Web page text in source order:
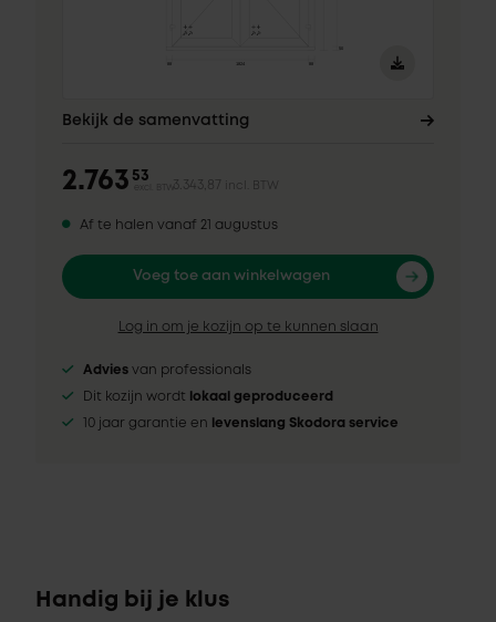
Bekijk de samenvatting
2.763 53
3.343,87 incl. BTW
Af te halen vanaf 21 augustus
Voeg toe aan winkelwagen
Log in om je kozijn op te kunnen slaan
Advies van professionals
Dit kozijn wordt lokaal geproduceerd
10 jaar garantie en levenslang Skodora service
Handig bij je klus